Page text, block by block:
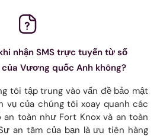
nhận SMS trực tuyến từ số
Vương quốc Anh không?
tôi tập trung vào vấn đề bảo mật
vụ của chúng tôi xoay quanh các
an toàn như Fort Knox và an toàn
an tâm của bạn là ưu tiên hàng